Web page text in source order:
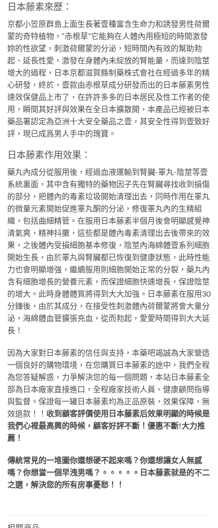
日本藤素來歷：
京都小笠原群島上面生長著壹種富含生命力和誘發男性荷爾
蒙的奇特植物，“赤根草”它能夠在人體內用極短的時間激發
妳的性欲望，刺激荷爾蒙的分泌，短時間內有效的幫助勃
起、延長性愛，激發在身體內未綻放的腎能量，而達到陰莖
增大的過程，日本京都滋賀縣制藥株式會社在經過多年的精
心研發，終於，壹款由赤根草成分研發而出的日本藤素男性
速效保健品上市了，在許許多多的日本居民及性工作者的使
用，瞬間其好評與效果在全日本擴散開，本產品已經被日本
藥品署認定為亞洲十大安全藥品之壹，其安全性得到壹致好
評，現已成爲男人手中的瑰寶。
日本藤素作用效果：
藥丸內成分從服用後，經過血液運輸到腎臟-睪丸-陰莖等壹
系統裏面，其中含有獨特的藥物因子先在腎臟尋找收到損傷
的部分，把體內的毒素垃圾開始清理出去，同時作用在睪丸
的微量元素開始促進睪丸酮的分泌，修復睪丸內的生精組
織，包括曲細精管。在服用日本藤素半個月後會明顯感覺神
清氣爽，精神抖擻，這些都是體內毒素清理出去後帶來的效
果，之後體內受損細胞基本修復，陰莖內海綿體壹系列細胞
開始生長，由於睪丸與腎臟都已恢復到健康狀態，此時性能
力也會明顯增強，繼續服用則細胞開始正常的分裂，藥丸內
含有細胞增長的營養元素，而保證細胞快速增長，保證陰莖
的增大。此時身體體質將得到大大加強。日本藤素在服用30
分鐘後，由於其成分，在接受性刺激體內荷爾蒙將會大量分
泌，海綿體血管擴張充血，從而勃起，愛愛時間得到大大延
長！
因為大家對日本藤素的信任與支持，本藥吧竭誠為大家營造
一個良好的購物環境，在您購買日本藤素的途中，我們全程
為您答疑解惑，力爭解決您的每一個問題，本站日本藤素全
部為日本廠家直接進口，全程廠家技術人員、健康顧問指導
與監督。保證每一罐日本藤素均為正品原裝，效果保障，無
效退款！！ 收到顧客評價使用日本藤素后效果明顯的時候是
我們心裡最高興的時候，顧客好評不斷！優惠不斷!大力推
薦！
傳統常見的一堆圖你還想硬不起來嗎？你還想讓女人無感
嗎？你想當一個早洩男嗎？。。。。。日本藤素就是的不二
之選，解決您的所有房事憂愁！！